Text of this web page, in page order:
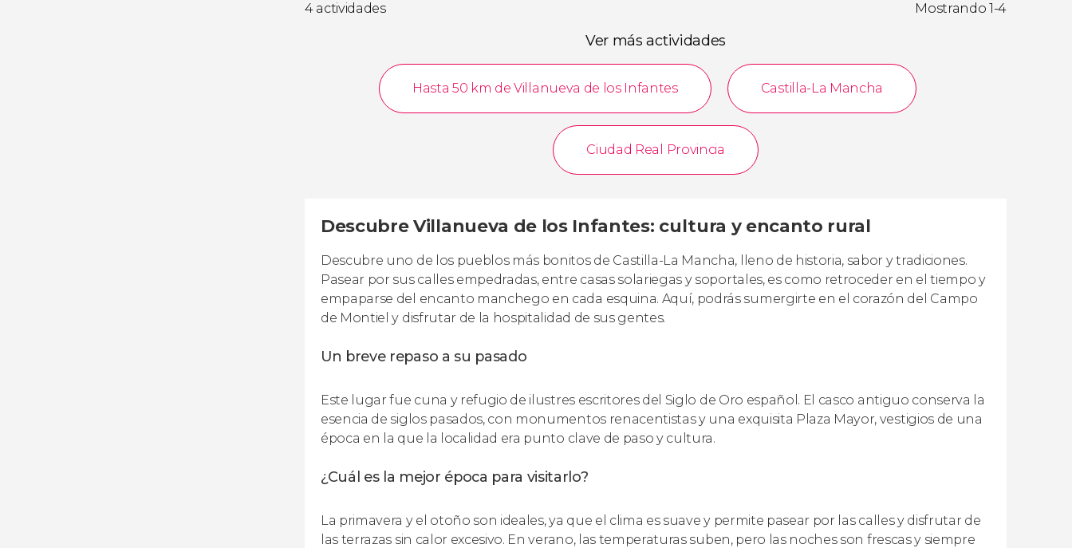
4 actividades Mostrando 1-4
Ver más actividades
Hasta 50 km de Villanueva de los Infantes Castilla-La Mancha
Ciudad Real Provincia
Descubre Villanueva de los Infantes: cultura y encanto rural
Descubre uno de los pueblos más bonitos de Castilla-La Mancha, lleno de historia, sabor y tradiciones.
Pasear por sus calles empedradas, entre casas solariegas y soportales, es como retroceder en el tiempo y
empaparse del encanto manchego en cada esquina. Aquí, podrás sumergirte en el corazón del Campo
de Montiel y disfrutar de la hospitalidad de sus gentes.
Un breve repaso a su pasado
Este lugar fue cuna y refugio de ilustres escritores del Siglo de Oro español. El casco antiguo conserva la
esencia de siglos pasados, con monumentos renacentistas y una exquisita Plaza Mayor, vestigios de una
época en la que la localidad era punto clave de paso y cultura.
¿Cuál es la mejor época para visitarlo?
La primavera y el otoño son ideales, ya que el clima es suave y permite pasear por las calles y disfrutar de
las terrazas sin calor excesivo. En verano, las temperaturas suben, pero las noches son frescas y siempre